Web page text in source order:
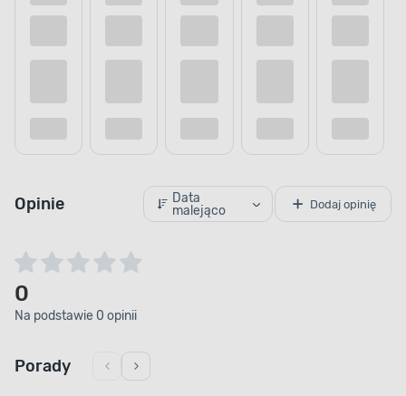
Opinie
Data
malejąco
Dodaj opinię
0
Na podstawie 0 opinii
Porady